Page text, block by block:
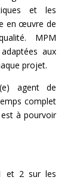
et les
en œuvre de
MPM
aux
projet.
agent de
complet
à pourvoir
et 2 sur les